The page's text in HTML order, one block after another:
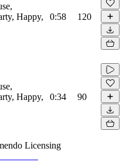
Happy,
0:58 120
Happy,
0:34 90
Licensing